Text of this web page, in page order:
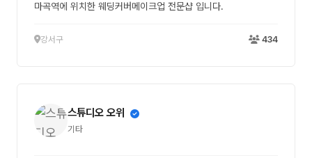
마곡역에 위치한 웨딩커버메이크업 전문샵 입니다.
강서구 434
스튜디오 오위
기타